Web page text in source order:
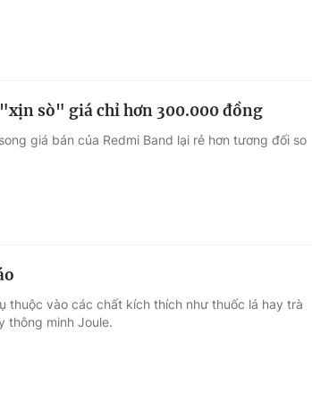
sò" giá chỉ hơn 300.000 đồng
giá bán của Redmi Band lại rẻ hơn tương đối so
thuộc vào các chất kích thích như thuốc lá hay trà
thông minh Joule.